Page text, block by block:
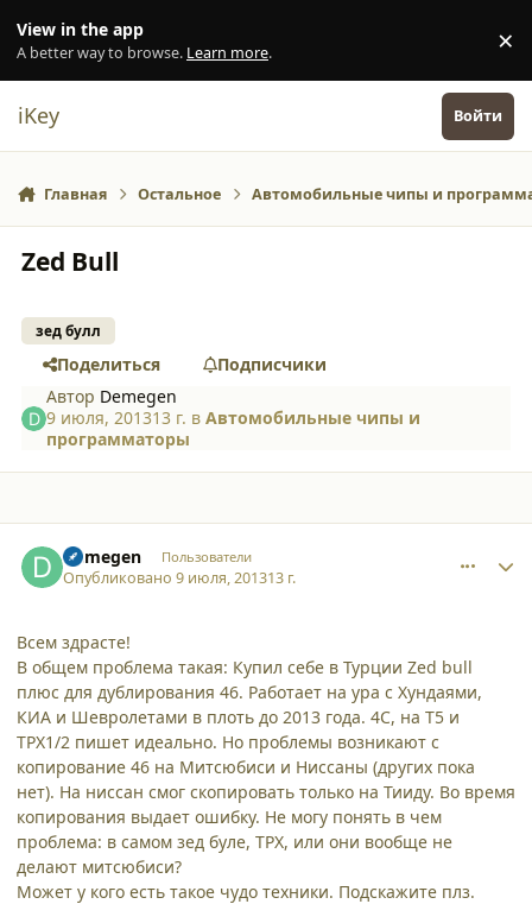
View in the app
A better way to browse. Learn more. ×
iKey Войти
Главная Остальное Автомобильные чипы и
Zed Bull
зед булл
Поделиться
Подписчики
Автор Demegen
9 июля, 201313 г. вАвтомобильные чипы и
программаторы
Demegen Пользователи
Опубликовано9 июля, 201313 г.
Всем здрасте!
В общем проблема такая: Купил себе в Турции Zed bull
плюс для дублирования 46. Работает на ура с Хундаями,
КИА и Шевролетами в плоть до 2013 года. 4С, на Т5 и
ТPX1/2 пишет идеально. Но проблемы возникают с
копирование 46 на Митсюбиси и Ниссаны (других пока
нет). На ниссан смог скопировать только на Тииду. Во время
копирования выдает ошибку. Не могу понять в чем
проблема: в самом зед буле, ТPX, или они вообще не
делают митсюбиси?
Может у кого есть такое чудо техники. Подскажите плз.